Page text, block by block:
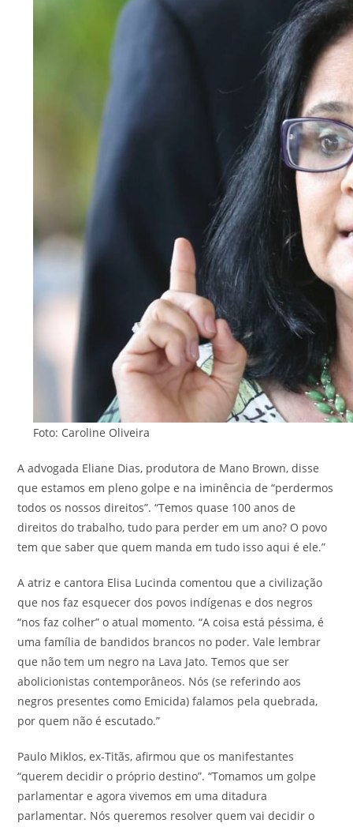
Foto: Caroline Oliveira
A advogada Eliane Dias, produtora de Mano Brown, disse
que estamos em pleno golpe e na iminência de “perdermos
todos os nossos direitos”. “Temos quase 100 anos de
direitos do trabalho, tudo para perder em um ano? O povo
tem que saber que quem manda em tudo isso aqui é ele.”
A atriz e cantora Elisa Lucinda comentou que a civilização
que nos faz esquecer dos povos indígenas e dos negros
“nos faz colher” o atual momento. “A coisa está péssima, é
uma família de bandidos brancos no poder. Vale lembrar
que não tem um negro na Lava Jato. Temos que ser
abolicionistas contemporâneos. Nós (se referindo aos
negros presentes como Emicida) falamos pela quebrada,
por quem não é escutado.”
Paulo Miklos, ex-Titãs, afirmou que os manifestantes
“querem decidir o próprio destino”. “Tomamos um golpe
parlamentar e agora vivemos em uma ditadura
parlamentar. Nós queremos resolver quem vai decidir o